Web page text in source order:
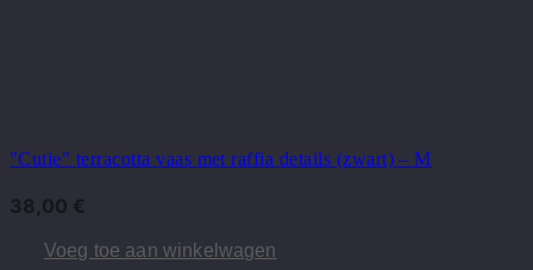
"Cutie" terracotta vaas met raffia details (zwart) – M
38,00 €
Voeg toe aan winkelwagen